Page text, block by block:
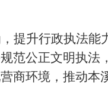
提升行政执法能
范公正文明执法
商环境，推动本